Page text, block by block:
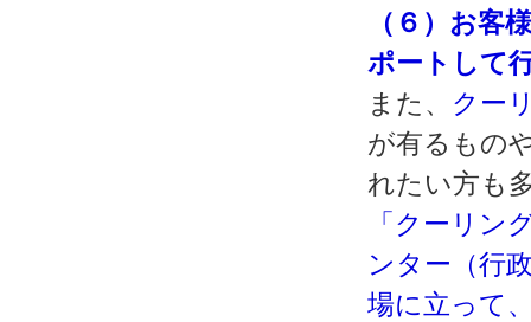
（６）お客
ポートして
また、 クー
が有るもの
れたい方も
「クーリン
ンター（行
場に立って